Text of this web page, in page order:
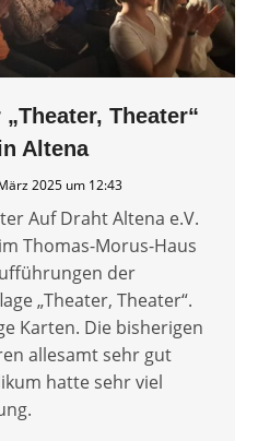
Theater“
Altena
2025 um 12:43
Auf Draht Altena e.V.
Thomas-Morus-Haus
der
„Theater, Theater“.
Karten. Die bisherigen
allesamt sehr gut
hatte sehr viel